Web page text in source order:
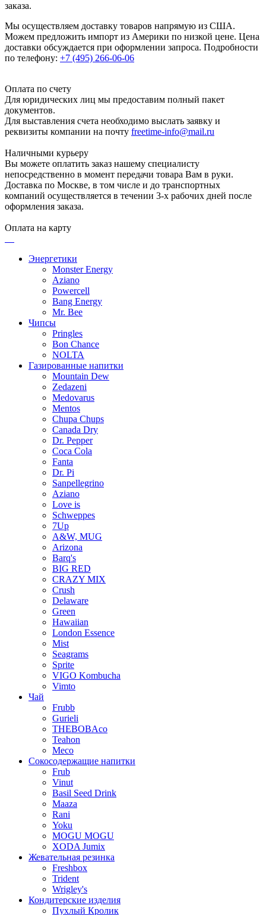
заказа.
Мы осуществляем доставку товаров напрямую из США.
Можем предложить импорт из Америки по низкой цене. Цена
доставки обсуждается при оформлении запроса. Подробности
по телефону: +7 (495) 266-06-06
Оплата по счету
Для юридических лиц мы предоставим полный пакет
документов.
Для выставления счета необходимо выслать заявку и
реквизиты компании на почту freetime-info@mail.ru
Наличными курьеру
Вы можете оплатить заказ нашему специалисту
непосредственно в момент передачи товара Вам в руки.
Доставка по Москве, в том числе и до транспортных
компаний осуществляется в течении 3-х рабочих дней после
оформления заказа.
Оплата на карту
Энергетики
Monster Energy
Aziano
Powercell
Bang Energy
Mr. Bee
Чипсы
Pringles
Bon Chance
NOLTA
Газированные напитки
Mountain Dew
Zedazeni
Medovarus
Mentos
Chupa Chups
Canada Dry
Dr. Pepper
Coca Cola
Fanta
Dr. Pi
Sanpellegrino
Aziano
Love is
Schweppes
7Up
A&W, MUG
Arizona
Barq's
BIG RED
CRAZY MIX
Crush
Delaware
Green
Hawaiian
London Essence
Mist
Seagrams
Sprite
VIGO Kombucha
Vimto
Чай
Frubb
Gurieli
THEBOBAco
Teahon
Meco
Сокосодержащие напитки
Frub
Vinut
Basil Seed Drink
Maaza
Rani
Yoku
MOGU MOGU
XODA Jumix
Жевательная резинка
Freshbox
Trident
Wrigley's
Кондитерские изделия
Пухлый Кролик